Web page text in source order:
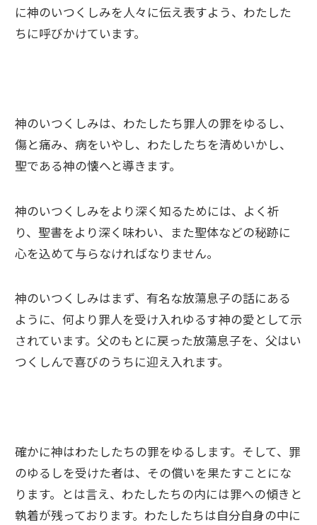
に神のいつくしみを人々に伝え表すよう、わたした
ちに呼びかけています。
神のいつくしみは、わたしたち罪人の罪をゆるし、
傷と痛み、病をいやし、わたしたちを清めいかし、
聖である神の懐へと導きます。
神のいつくしみをより深く知るためには、よく祈
り、聖書をより深く味わい、また聖体などの秘跡に
心を込めて与らなければなりません。
神のいつくしみはまず、有名な放蕩息子の話にある
ように、何より罪人を受け入れゆるす神の愛として示
されています。父のもとに戻った放蕩息子を、父はい
つくしんで喜びのうちに迎え入れます。
確かに神はわたしたちの罪をゆるします。そして、罪
のゆるしを受けた者は、その償いを果たすことにな
ります。とは言え、わたしたちの内には罪への傾きと
執着が残っております。わたしたちは自分自身の中に